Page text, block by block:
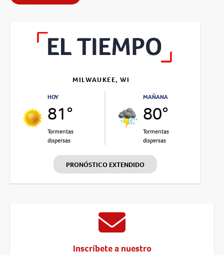
MILWAUKEE, WI
HOY
81°
Tormentas
dispersas
MAÑANA
80°
Tormentas
dispersas
PRONÓSTICO EXTENDIDO
Inscríbete a nuestro